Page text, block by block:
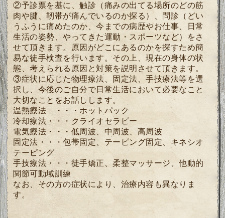
②予診票を基に、触診（痛みの出てる場所のどの筋
肉や腱、靭帯が痛んでいるのか探る）、問診（どい
うふうに痛めたのか、今までの病歴やお仕事、日常
生活の姿勢、やってきた運動・スポーツなど）をさ
せて頂きます。原因がどこにあるのかを探すため簡
易な徒手検査を行います。その上、現在の身体の状
態、考えられる原因と対策を説明させて頂きます。
③症状に応じた物理療法、固定法、手技療法等を選
択し、今後のご自分で日常生活において必要なこと
大切なことをお話しします。
温熱療法 ・・・ホットパック
冷却療法・・・クライオセラピー
電気療法・・・低周波、中周波、高周波
固定法・・・包帯固定、テーピング固定、キネシオ
テーピング
手技療法・・・徒手矯正、柔整マッサージ、他動的
関節可動域訓練
なお、その方の症状により、治療内容も異なりま
す。